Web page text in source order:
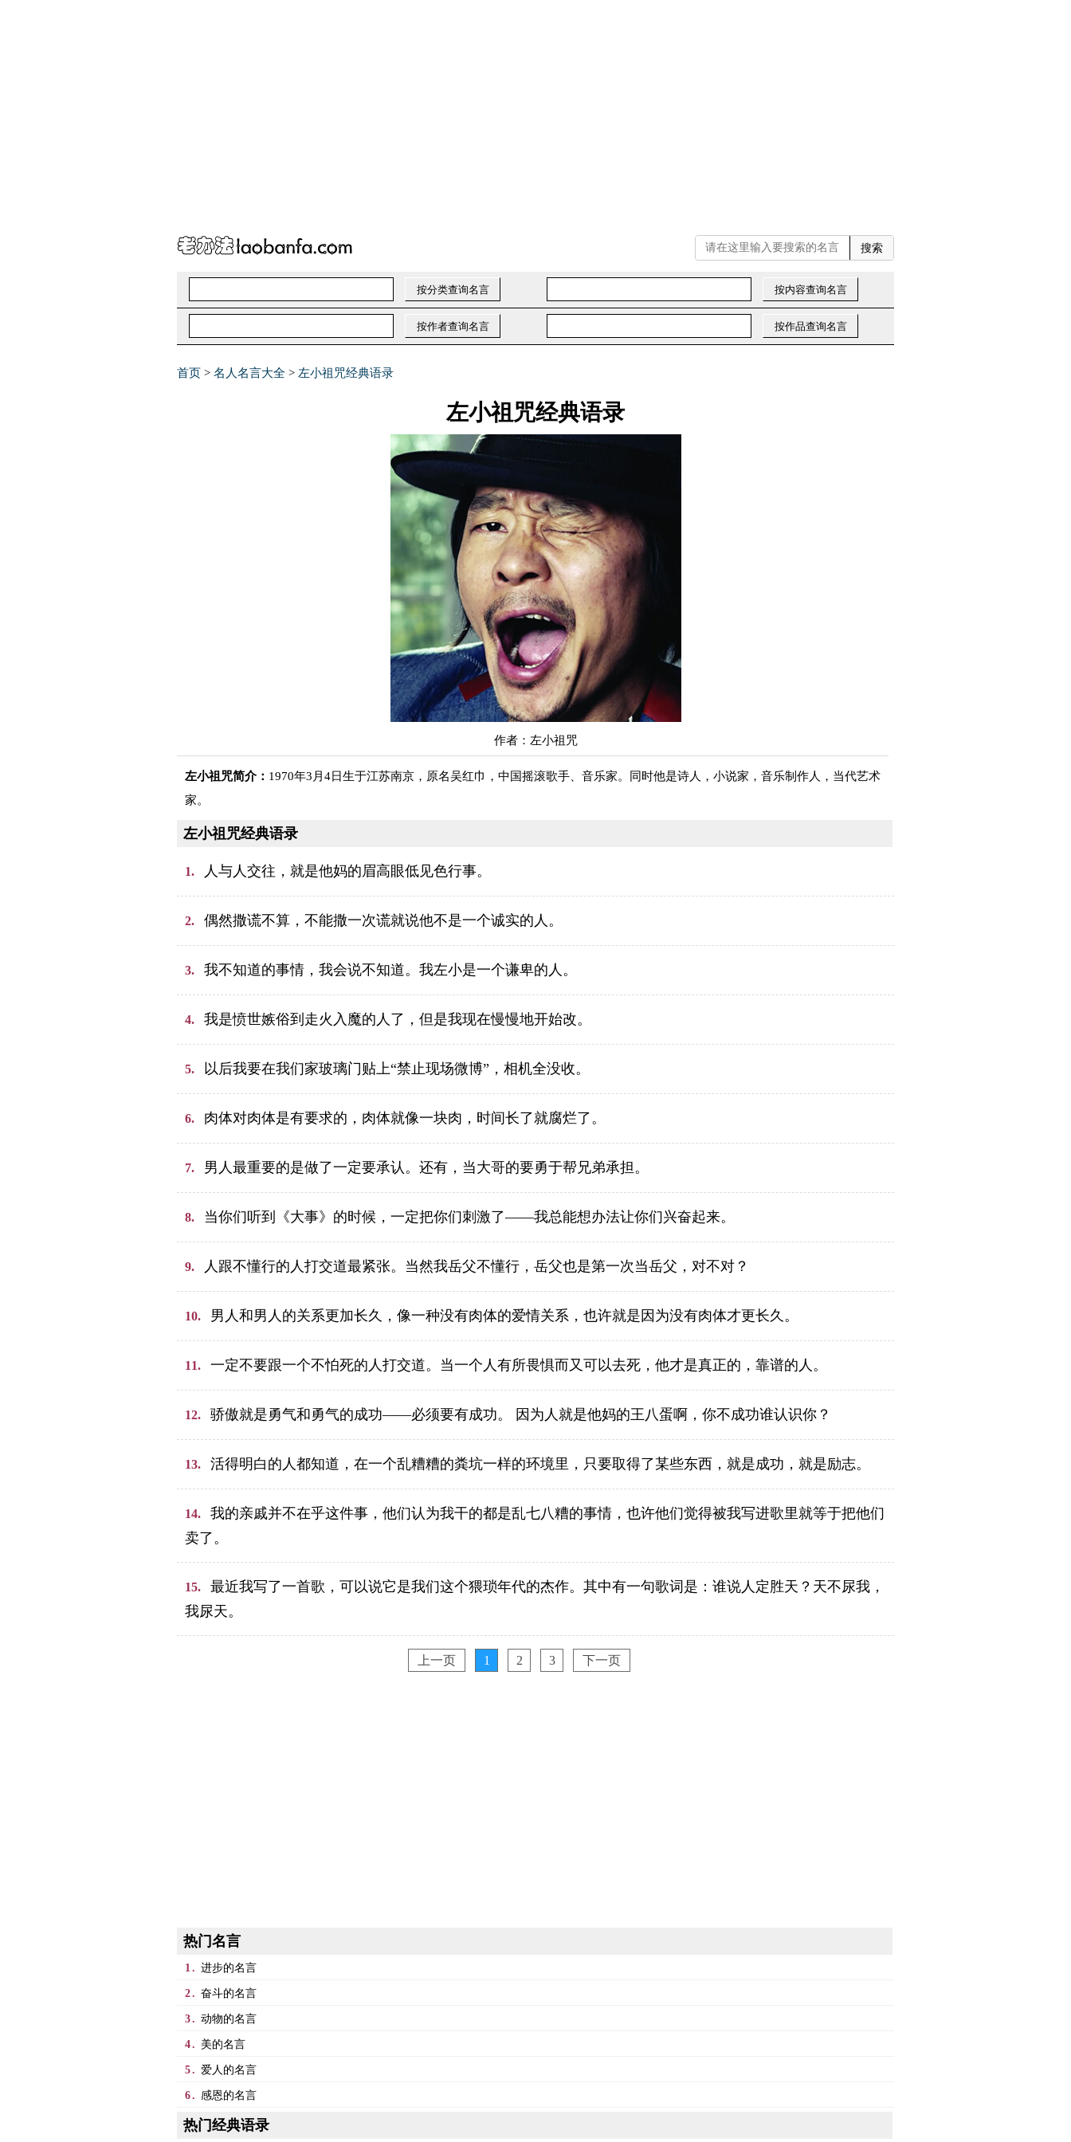
首页 > 名人名言大全 > 左小祖咒经典语录
左小祖咒经典语录
作者：左小祖咒
左小祖咒简介： 1970年3月4日生于江苏南京，原名吴红巾，中国摇滚歌手、音乐家。同时他是诗人，小说家，音乐制作人，当代艺术
家。
左小祖咒经典语录
1. 人与人交往，就是他妈的眉高眼低见色行事。
2. 偶然撒谎不算，不能撒一次谎就说他不是一个诚实的人。
3. 我不知道的事情，我会说不知道。我左小是一个谦卑的人。
4. 我是愤世嫉俗到走火入魔的人了，但是我现在慢慢地开始改。
5. 以后我要在我们家玻璃门贴上“禁止现场微博”，相机全没收。
6. 肉体对肉体是有要求的，肉体就像一块肉，时间长了就腐烂了。
7. 男人最重要的是做了一定要承认。还有，当大哥的要勇于帮兄弟承担。
8. 当你们听到《大事》的时候，一定把你们刺激了——我总能想办法让你们兴奋起来。
9. 人跟不懂行的人打交道最紧张。当然我岳父不懂行，岳父也是第一次当岳父，对不对？
10. 男人和男人的关系更加长久，像一种没有肉体的爱情关系，也许就是因为没有肉体才更长久。
11. 一定不要跟一个不怕死的人打交道。当一个人有所畏惧而又可以去死，他才是真正的，靠谱的人。
12. 骄傲就是勇气和勇气的成功——必须要有成功。 因为人就是他妈的王八蛋啊，你不成功谁认识你？
13. 活得明白的人都知道，在一个乱糟糟的粪坑一样的环境里，只要取得了某些东西，就是成功，就是励志。
14.
我的亲戚并不在乎这件事，他们认为我干的都是乱七八糟的事情，也许他们觉得被我写进歌里就等于把他们
卖了。
15.
最近我写了一首歌，可以说它是我们这个猥琐年代的杰作。其中有一句歌词是：谁说人定胜天？天不尿我，
我尿天。
上一页 1 2 3 下一页
热门名言
1. 进步的名言
2. 奋斗的名言
3. 动物的名言
4. 美的名言
5. 爱人的名言
6. 感恩的名言
热门经典语录